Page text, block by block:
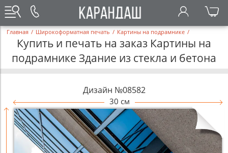
Главная / Широкоформатная печать / Картины на подрамнике /
Купить и печать на заказ Картины на
подрамнике Здание из стекла и бетона
Дизайн №08582
30 см